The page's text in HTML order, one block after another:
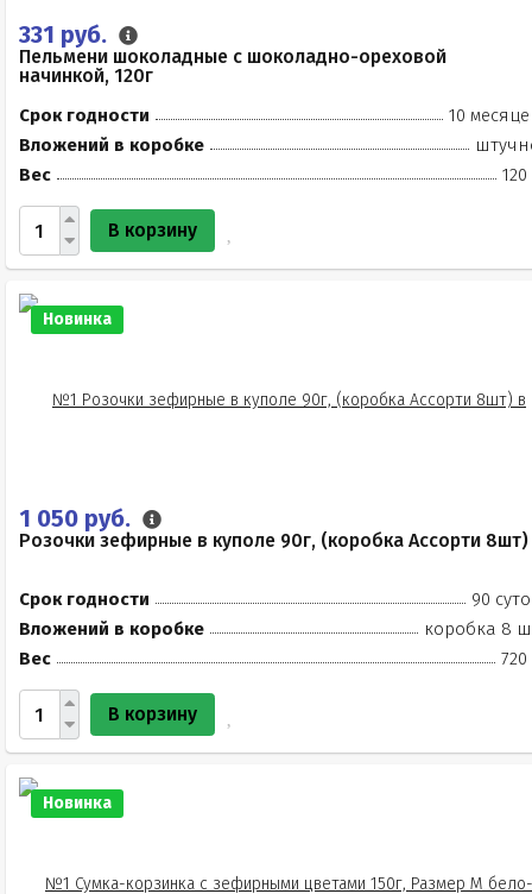
331 руб.
Пельмени шоколадные с шоколадно-ореховой
начинкой, 120г
Срок годности
10
Вложений в коробке
Вес
120
В корзину
Новинка
1 050 руб.
Розочки зефирные в куполе 90г, (коробка Ассорти 8шт)
Срок годности
90
Вложений в коробке
коробка 8
Вес
720
В корзину
Новинка